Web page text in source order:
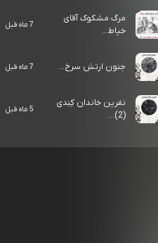
مرگ مشکوک آقای
خیاط...
7 ماه قبل
جنون ارتش سرخ... 7 ماه قبل
نفرین خاندان کِنِدی
(2)...
5 ماه قبل